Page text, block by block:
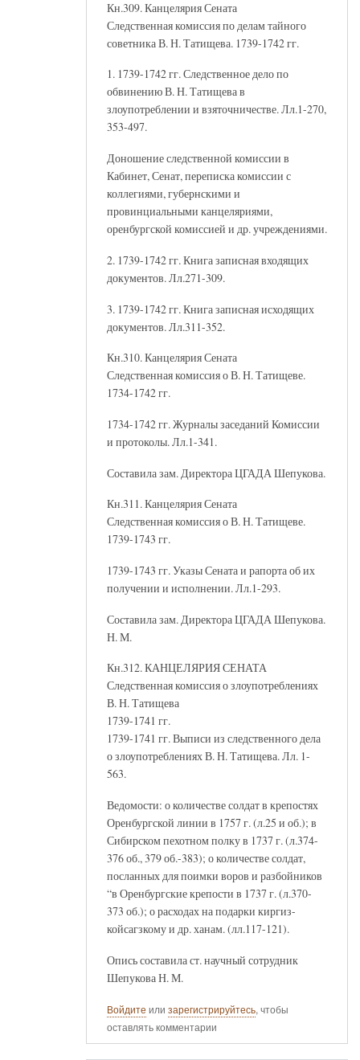
Кн.309. Канцелярия Сената
Следственная комиссия по делам тайного
советника В. Н. Татищева. 1739-1742 гг.
1. 1739-1742 гг. Следственное дело по
обвинению В. Н. Татищева в
злоупотреблении и взяточничестве. Лл.1-270,
353-497.
Доношение следственной комиссии в
Кабинет, Сенат, переписка комиссии с
коллегиями, губернскими и
провинциальными канцеляриями,
оренбургской комиссией и др. учреждениями.
2. 1739-1742 гг. Книга записная входящих
документов. Лл.271-309.
3. 1739-1742 гг. Книга записная исходящих
документов. Лл.311-352.
Кн.310. Канцелярия Сената
Следственная комиссия о В. Н. Татищеве.
1734-1742 гг.
1734-1742 гг. Журналы заседаний Комиссии
и протоколы. Лл.1-341.
Составила зам. Директора ЦГАДА Шепукова.
Кн.311. Канцелярия Сената
Следственная комиссия о В. Н. Татищеве.
1739-1743 гг.
1739-1743 гг. Указы Сената и рапорта об их
получении и исполнении. Лл.1-293.
Составила зам. Директора ЦГАДА Шепукова.
Н. М.
Кн.312. КАНЦЕЛЯРИЯ СЕНАТА
Следственная комиссия о злоупотреблениях
В. Н. Татищева
1739-1741 гг.
1739-1741 гг. Выписи из следственного дела
о злоупотреблениях В. Н. Татищева. Лл. 1-
563.
Ведомости: о количестве солдат в крепостях
Оренбургской линии в 1757 г. (л.25 и об.); в
Сибирском пехотном полку в 1737 г. (л.374-
376 об., 379 об.-383); о количестве солдат,
посланных для поимки воров и разбойников
“в Оренбургские крепости в 1737 г. (л.370-
373 об.); о расходах на подарки киргиз-
койсагзкому и др. ханам. (лл.117-121).
Опись составила ст. научный сотрудник
Шепукова Н. М.
Войдите или зарегистрируйтесь, чтобы
оставлять комментарии